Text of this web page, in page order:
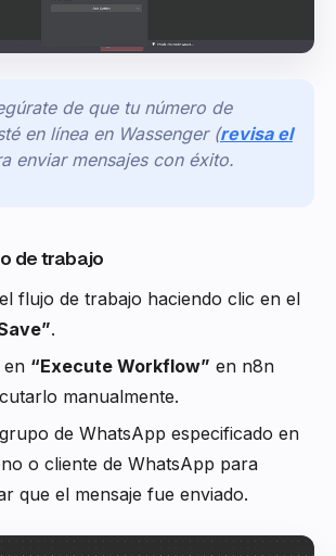
de que tu número de
en línea en Wassenger (revisa el
enviar mensajes con éxito.
de trabajo
flujo de trabajo haciendo clic en el
.
en “Execute Workflow” en n8n
manualmente.
de WhatsApp especificado en
o cliente de WhatsApp para
que el mensaje fue enviado.